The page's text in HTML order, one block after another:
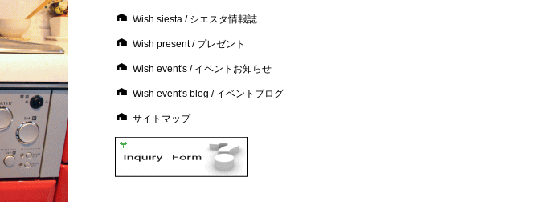
Wish siesta / シエスタ情報誌
Wish present / プレゼント
Wish event's / イベントお知らせ
Wish event's blog / イベントブログ
サイトマップ